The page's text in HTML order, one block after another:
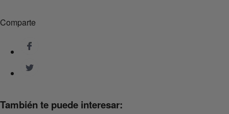
Comparte
También te puede interesar: